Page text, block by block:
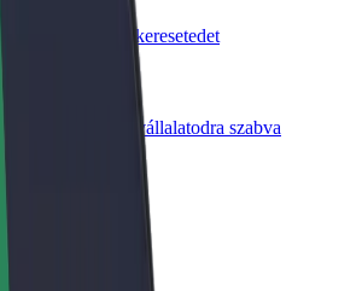
és növeld keresetedet
szolgáltatások a vállalatodra szabva